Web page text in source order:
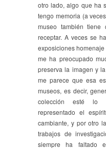
otro lado, algo que ha
tengo memoria (a
museo también tiene
receptar. A veces se
exposiciones
me ha preocupado
preserva la imagen y
me parece que esa
museos, es decir,
colección esté lo
representado el
cambiante, y por otro
trabajos de
siempre ha faltado